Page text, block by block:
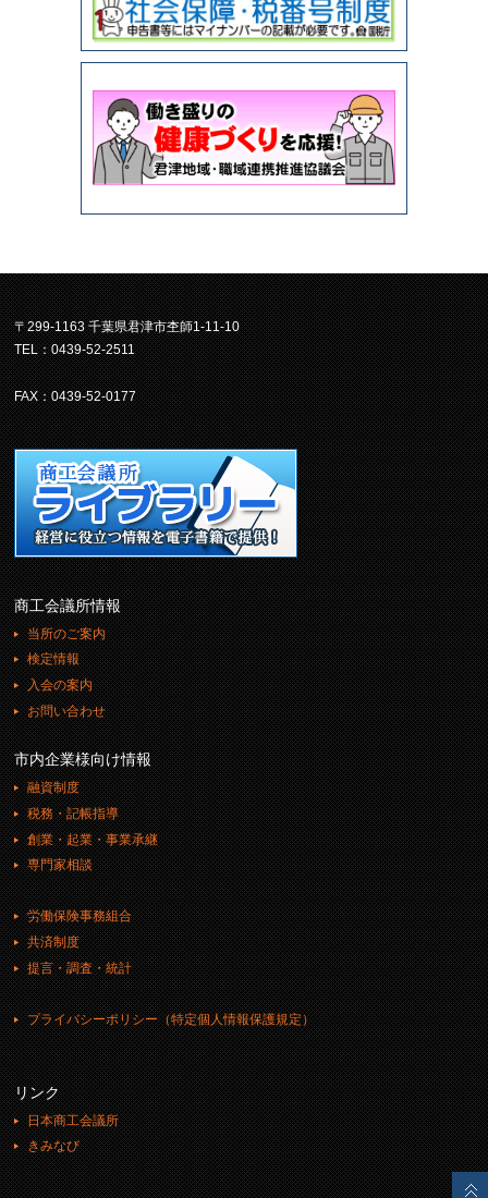
〒299-1163 千葉県君津市杢師1-11-10
TEL：0439-52-2511
FAX：0439-52-0177
商工会議所情報
当所のご案内
検定情報
入会の案内
お問い合わせ
市内企業様向け情報
融資制度
税務・記帳指導
創業・起業・事業承継
専門家相談
労働保険事務組合
共済制度
提言・調査・統計
プライバシーポリシー（特定個人情報保護規定）
リンク
日本商工会議所
きみなび